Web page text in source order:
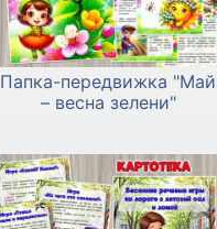
Папка-передвижка "Май
– весна зелени"